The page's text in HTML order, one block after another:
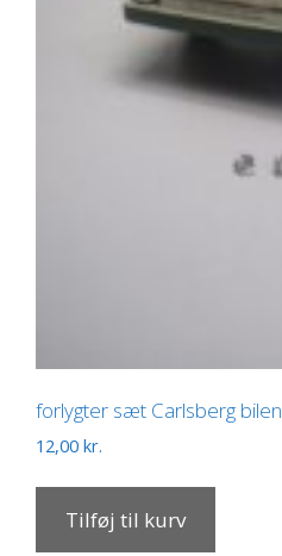
forlygter sæt Carlsberg bilen
12,00 kr.
Tilføj til kurv